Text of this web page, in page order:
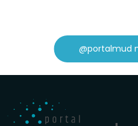
@portalmud